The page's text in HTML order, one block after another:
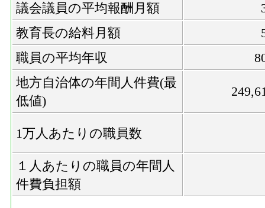
議会議員の平均報酬月額
教育長の給料月額
職員の平均年収
地方自治体の年間人件費(最
低値)
1万人あたりの職員数
１人あたりの職員の年間人
件費負担額